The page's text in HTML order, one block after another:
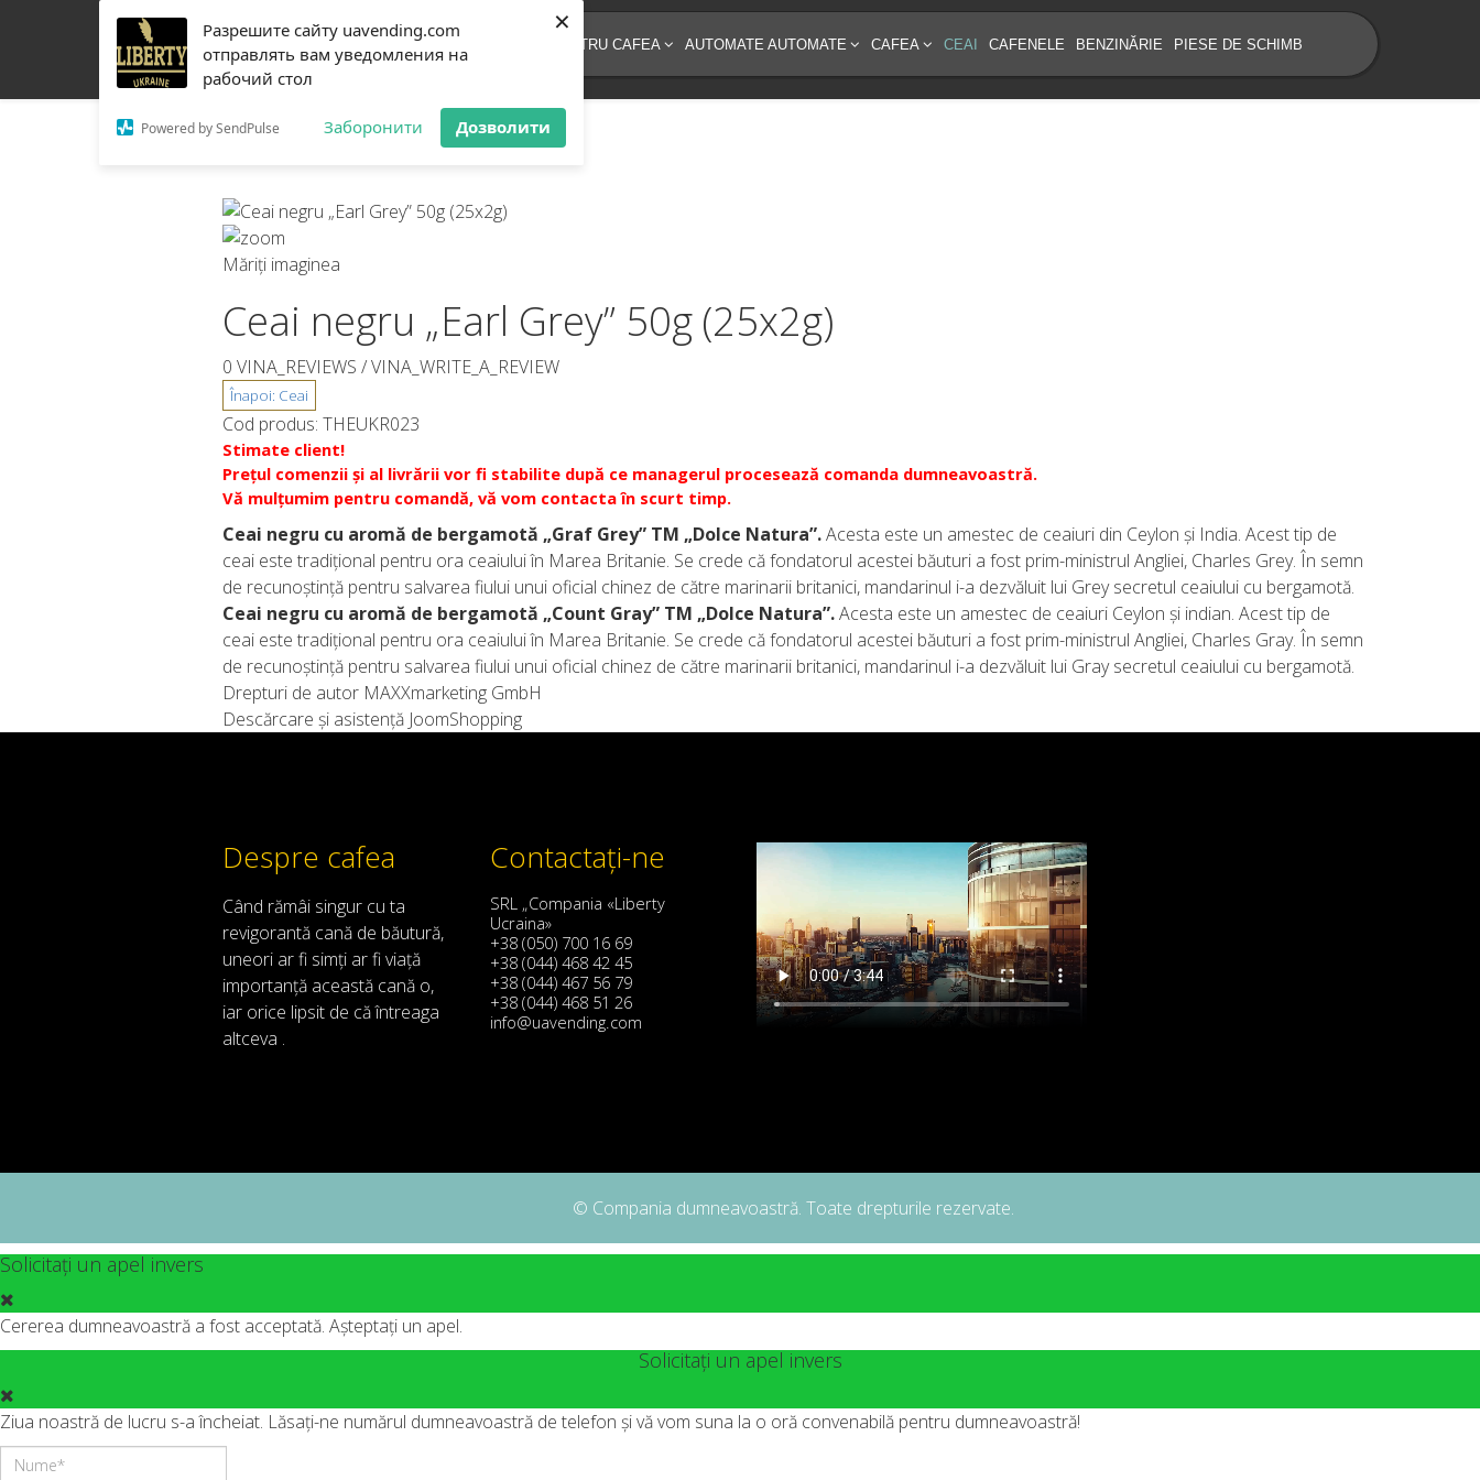
Разрешите сайту uavending.com
отправлять вам уведомления на
рабочий стол
Powered by SendPulse Заборонити Дозволити
×
ACASĂ FILTRARE RRO ECHIPAMENTE PENTRU CAFEA AUTOMATE AUTOMATE CAFEA CEAI CAFENELE BENZINĂRIE PIESE DE SCHIMB
Măriți imaginea
Ceai negru „Earl Grey” 50g (25x2g)
0 VINA_REVIEWS /VINA_WRITE_A_REVIEW
Cod produs: THEUKR023
Stimate client!
Prețul comenzii și al livrării vor fi stabilite după ce managerul procesează comanda dumneavoastră.
Vă mulțumim pentru comandă, vă vom contacta în scurt timp.
Ceai negru cu aromă de bergamotă „Graf Grey” TM „Dolce Natura”.Acesta este un amestec de ceaiuri din Ceylon și India. Acest tip de
ceai este tradițional pentru ora ceaiului în Marea Britanie. Se crede că fondatorul acestei băuturi a fost prim-ministrul Angliei, Charles Grey. În semn
de recunoștință pentru salvarea fiului unui oficial chinez de către marinarii britanici, mandarinul i-a dezvăluit lui Grey secretul ceaiului cu bergamotă.
Ceai negru cu aromă de bergamotă „Count Gray” TM „Dolce Natura”.Acesta este un amestec de ceaiuri Ceylon și indian. Acest tip de
ceai este tradițional pentru ora ceaiului în Marea Britanie. Se crede că fondatorul acestei băuturi a fost prim-ministrul Angliei, Charles Gray. În semn
de recunoștință pentru salvarea fiului unui oficial chinez de către marinarii britanici, mandarinul i-a dezvăluit lui Gray secretul ceaiului cu bergamotă.
Drepturi de autor MAXXmarketing GmbH
Descărcare și asistență JoomShopping
Despre cafea
Când rămâi singur cu ta
revigorantă cană de băutură,
uneori ar fi simți arfi viață
importanță această cană o,
iar orice lipsit de că întreaga
altceva .
Contactaţi-ne
SRL „Compania «Liberty
Ucraina»
+38 (050) 700 16 69
+38 (044) 468 42 45
+38 (044) 467 56 79
+38 (044) 468 51 26
info@uavending.com
© Compania dumneavoastră. Toate drepturile rezervate.
Solicitați un apel invers
Cererea dumneavoastră a fost acceptată. Așteptați un apel.
Solicitați un apel invers
Ziua noastră de lucru s-a încheiat. Lăsați-ne numărul dumneavoastră de telefon și vă vom suna la o oră convenabilă pentru dumneavoastră!